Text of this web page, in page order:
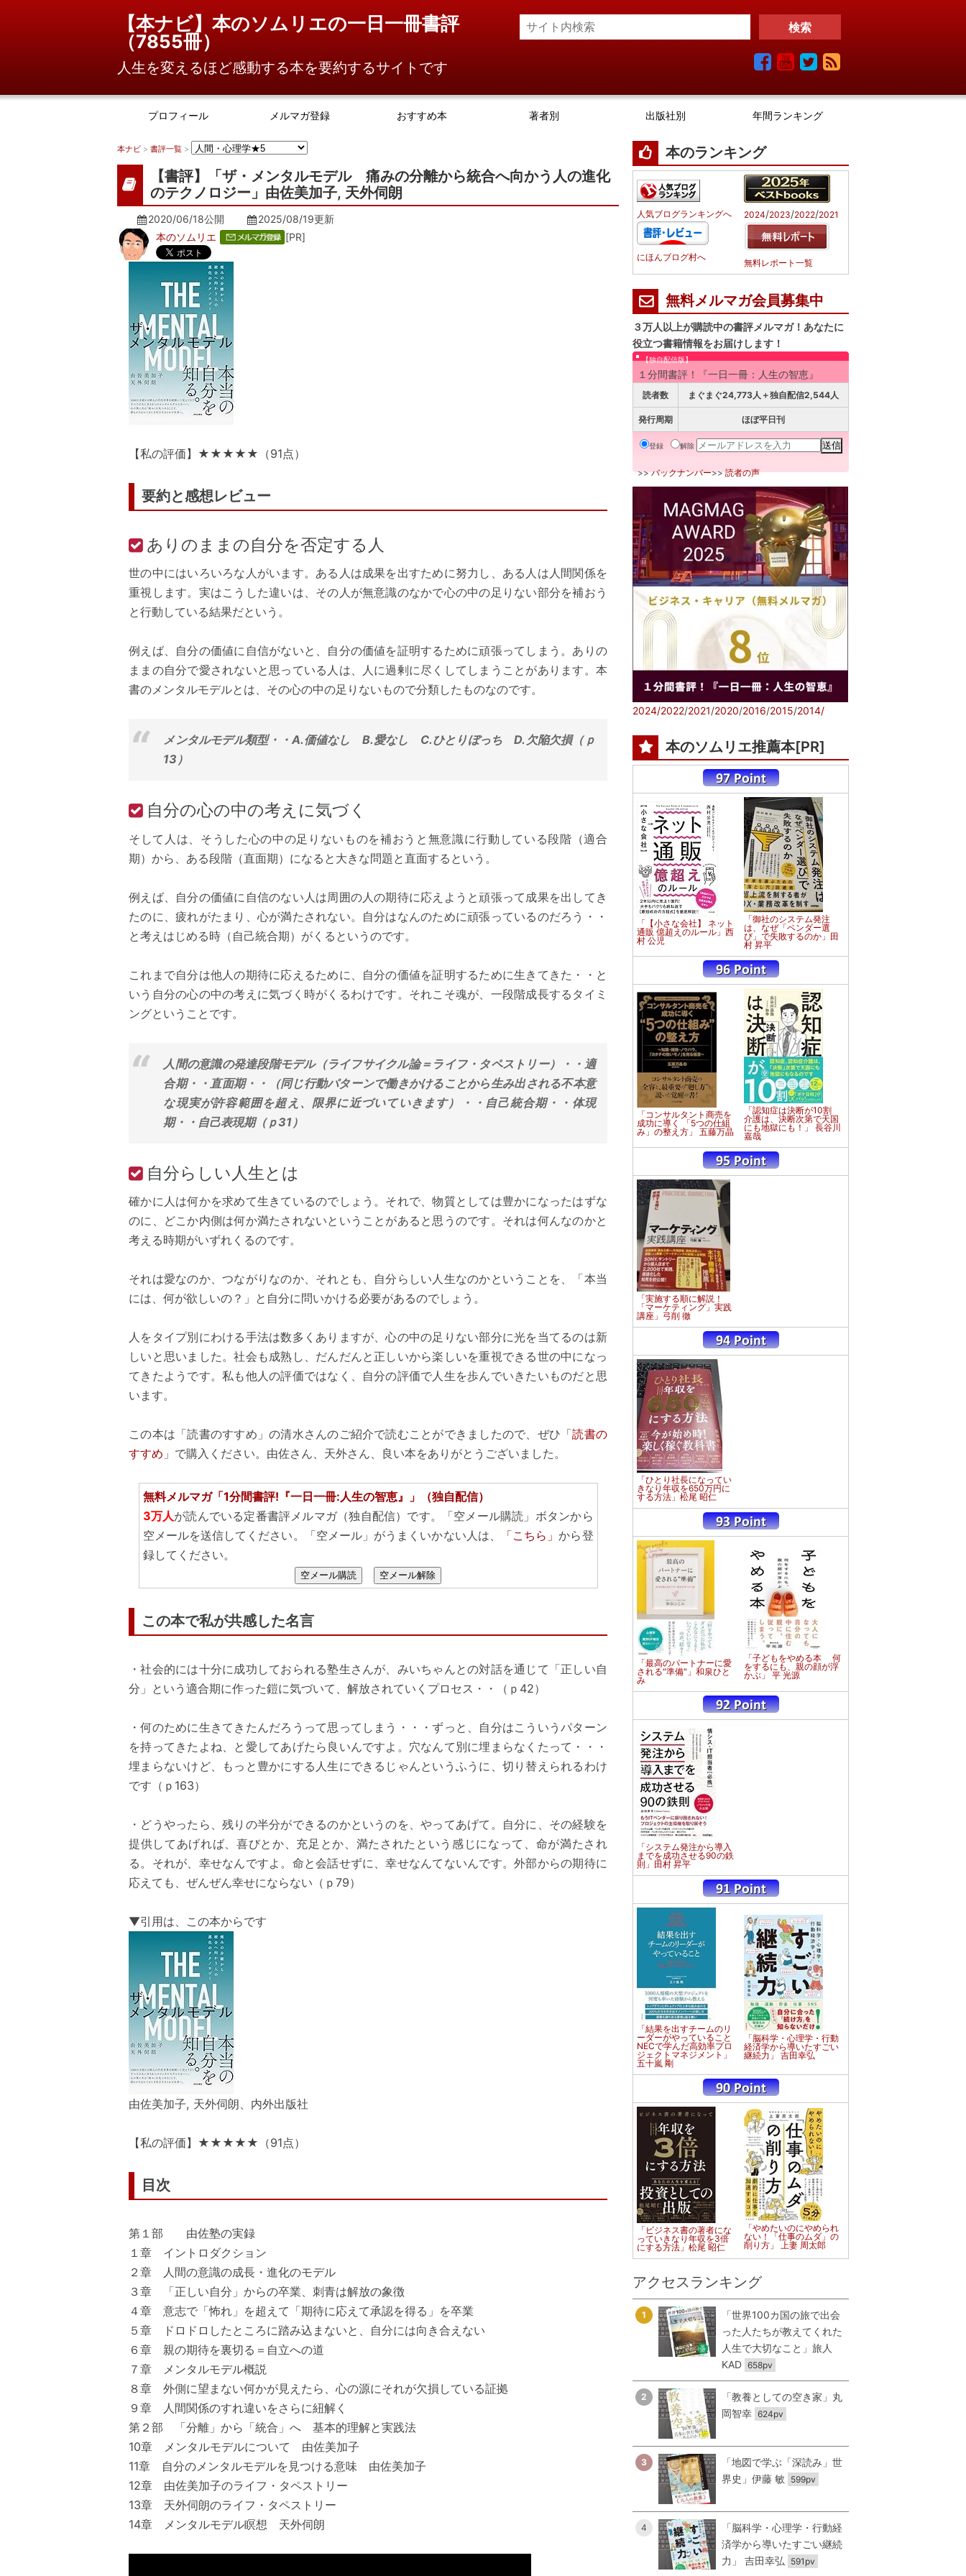
【本ナビ】本のソムリエの一日一冊書評
（7855冊）
人生を変えるほど感動する本を要約するサイトです
プロフィール メルマガ登録 おすすめ本 著者別 出版社別 年間ランキング
本ナビ > 書評一覧 >
【書評】「ザ・メンタルモデル 痛みの分離から統合へ向かう人の進化
のテクノロジー」由佐美加子, 天外伺朗
2020/06/18公開 2025/08/19更新
本のソムリエ
[PR]
【私の評価】★★★★★（91点）
要約と感想レビュー
ありのままの自分を否定する人
世の中にはいろいろな人がいます。ある人は成果を出すために努力し、ある人は人間関係を
重視します。実はこうした違いは、その人が無意識のなかで心の中の足りない部分を補おう
と行動している結果だという。
例えば、自分の価値に自信がないと、自分の価値を証明するために頑張ってしまう。ありの
ままの自分で愛されないと思っている人は、人に過剰に尽くしてしまうことがあります。本
書のメンタルモデルとは、その心の中の足りないもので分類したものなのです。
メンタルモデル類型・・A.価値なし B.愛なし C.ひとりぼっち D.欠陥欠損（ｐ
13）
自分の心の中の考えに気づく
そして人は、そうした心の中の足りないものを補おうと無意識に行動している段階（適合
期）から、ある段階（直面期）になると大きな問題と直面するという。
例えば、自分の価値に自信のない人は周囲の人の期待に応えようと頑張って成果を出してき
たのに、疲れがたまり、心が満たされない。自分はなんのために頑張っているのだろう・・
と考えはじめる時（自己統合期）がくるというのです。
これまで自分は他人の期待に応えるために、自分の価値を証明するために生きてきた・・と
いう自分の心の中の考えに気づく時がくるわけです。それこそ魂が、一段階成長するタイミ
ングということです。
人間の意識の発達段階モデル（ライフサイクル論＝ライフ・タペストリー）・・適
合期・・直面期・・（同じ行動パターンで働きかけることから生み出される不本意
な現実が許容範囲を超え、限界に近づいていきます）・・自己統合期・・体現
期・・自己表現期（ｐ31）
自分らしい人生とは
確かに人は何かを求めて生きているのでしょう。それで、物質としては豊かになったはずな
のに、どこか内側は何か満たされないということがあると思うのです。それは何んなのかと
考える時期がいずれくるのです。
それは愛なのか、つながりなのか、それとも、自分らしい人生なのかということを、「本当
には、何が欲しいの？」と自分に問いかける必要があるのでしょう。
人をタイプ別にわける手法は数多くありますが、心の中の足りない部分に光を当てるのは新
しいと思いました。社会も成熟し、だんだんと正しいから楽しいを重視できる世の中になっ
てきたようです。私も他人の評価ではなく、自分の評価で人生を歩んでいきたいものだと思
います。
この本は「読書のすすめ」の清水さんのご紹介で読むことができましたので、ぜひ「読書の
すすめ 」で購入ください。由佐さん、天外さん、良い本をありがとうございました。
無料メルマガ「1分間書評!『一日一冊:人生の智恵』」（独自配信）
3万人が読んでいる定番書評メルマガ（独自配信）です。「空メール購読」ボタンから
空メールを送信してください。「空メール」がうまくいかない人は、
「こちら」から登
録してください。
空メール購読 空メール解除
この本で私が共感した名言
・社会的には十分に成功しておられる塾生さんが、みいちゃんとの対話を通じて「正しい自
分」という適合期に作った鎧に気づいて、解放されていくプロセス・・（ｐ42）
・何のために生きてきたんだろうって思ってしまう・・・ずっと、自分はこういうパターン
を持ってきたよね、と愛してあげたら良いんですよ。穴なんて別に埋まらなくたって・・・
埋まらないけど、もっと豊かにする人生にできるじゃんというふうに、切り替えられるわけ
です（ｐ163）
・どうやったら、残りの半分ができるのかというのを、やってあげて。自分に、その経験を
提供してあげれば、喜びとか、充足とか、満たされたという感じになって、命が満たされ
る。それが、幸せなんですよ。命と会話せずに、幸せなんてないんです。外部からの期待に
応えても、ぜんぜん幸せにならない（ｐ79）
▼引用は、この本からです
由佐美加子, 天外伺朗、内外出版社
【私の評価】★★★★★（91点）
目次
第１部 由佐塾の実録
１章 イントロダクション
２章 人間の意識の成長・進化のモデル
３章 「正しい自分」からの卒業、刺青は解放の象徴
４章 意志で「怖れ」を超えて「期待に応えて承認を得る」を卒業
５章 ドロドロしたところに踏み込まないと、自分には向き合えない
６章 親の期待を裏切る＝自立への道
７章 メンタルモデル概説
８章 外側に望まない何かが見えたら、心の源にそれが欠損している証拠
９章 人間関係のすれ違いをさらに紐解く
第２部 「分離」から「統合」へ 基本的理解と実践法
10章 メンタルモデルについて 由佐美加子
11章 自分のメンタルモデルを見つける意味 由佐美加子
12章 由佐美加子のライフ・タペストリー
13章 天外伺朗のライフ・タペストリー
14章 メンタルモデル瞑想 天外伺朗
本のランキング
人気ブログランキングへ
にほんブログ村へ
2024/2023/2022/2021
無料レポート一覧
無料メルマガ会員募集中
３万人以上が購読中の書評メルマガ！あなたに
役立つ書籍情報をお届けします！
【独自配信版】
１分間書評！『一日一冊：人生の智恵』
読者数 まぐまぐ24,773人＋独自配信2,544人
発行周期 ほぼ平日刊
登録 解除
>>バックナンバー>>読者の声
2024/2022/2021/2020/2016/2015/2014/
本のソムリエ推薦本[PR]
「【小さな会社】 ネット
通販 億超えのルール」西
村 公児
「御社のシステム発注
は、なぜ「ベンダー選
び」で失敗するのか」田
村 昇平
「コンサルタント商売を
成功に導く 「5つの仕組
み」の整え方」 五藤万晶
「認知症は決断が10割
介護は、決断次第で天国
にも地獄にも！」 長谷川
嘉哉
「実施する順に解説！
「マーケティング」実践
講座」弓削 徹
「ひとり社長になってい
きなり年収を650万円に
する方法」松尾 昭仁
「最高のパートナーに愛
される"準備"」和泉ひと
み
「子どもをやめる本 何
をするにも、親の顔が浮
かぶ」 平 光源
「システム発注から導入
までを成功させる90の鉄
則」田村 昇平
「結果を出すチームのリ
ーダーがやっていること
NECで学んだ高効率プロ
ジェクトマネジメント」
五十嵐 剛
「脳科学・心理学・行動
経済学から導いたすごい
継続力」 吉田幸弘
「ビジネス書の著者にな
っていきなり年収を3倍
にする方法」松尾 昭仁
「やめたいのにやめられ
ない！「仕事のムダ」の
削り方」 上妻 周太郎
アクセスランキング
1
「世界100カ国の旅で出会
った人たちが教えてくれた
人生で大切なこと」旅人
KAD 658pv
2
「教養としての空き家」丸
岡智幸 624pv
3
「地図で学ぶ「深読み」世
界史」伊藤 敏
599pv
4
「脳科学・心理学・行動経
済学から導いたすごい継続
力」 吉田幸弘
591pv